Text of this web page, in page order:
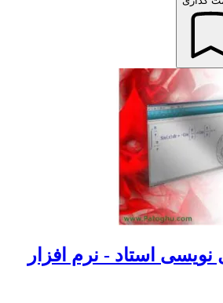
نویسی استاد - نرم افزار